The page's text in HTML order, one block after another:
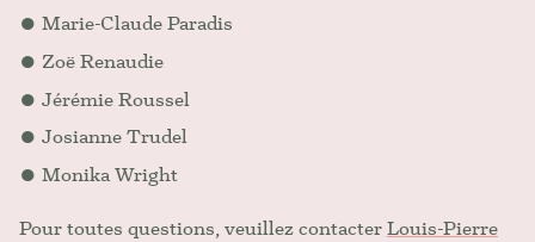
Marie-Claude Paradis
Zoë Renaudie
Jérémie Roussel
Josianne Trudel
Monika Wright
Pour toutes questions, veuillez contacterLouis-Pierre